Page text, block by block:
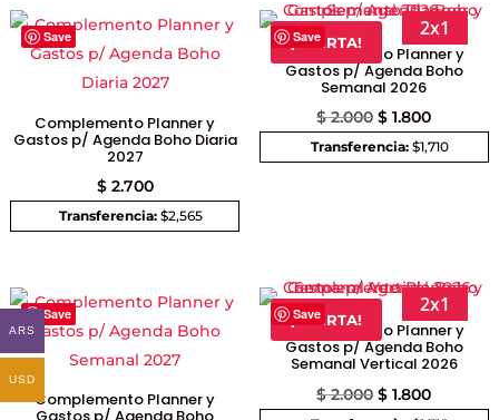
Save
Complemento Planner y
Gastos p/ Agenda Boho Diaria
2027
$2.700
Transferencia: $2,565
Save
¡OFERTA!
2x1
Complemento Planner y
Gastos p/ Agenda Boho
Semanal 2026
$2.000 El
precio
$ 1.800El
precio
Transferencia: $1,710
Save
Complemento Planner y
Save
¡OFERTA!
2x1
Complemento Planner y
Gastos p/ Agenda Boho
Semanal Vertical 2026
$2.000 El
$ 1.800El
ARS
USD